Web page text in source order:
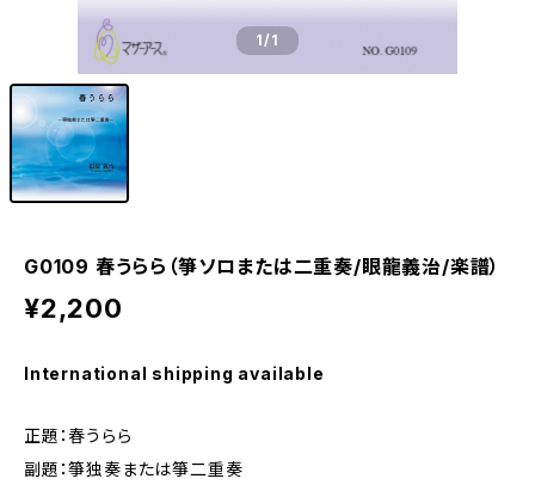
1/1
G0109 春うらら（箏ソロまたは二重奏/眼龍義治/楽譜）
¥2,200
International shipping available
正題：春うらら
副題：箏独奏または箏二重奏